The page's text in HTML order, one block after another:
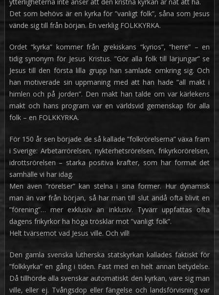
Det som behövs är en kyrka för ”vanligt folk”, såna som Jesus
vände sig till från början. En verklig FOLKKYRKA.
Ordet “kyrka” kommer från grekiskans “kyrios”, “herre” – en
tidig synonym för Jesus Kristus. ”Gör alla folk till lärjungar” se
Jesus till den första lilla grupp han samlade omkring sig. Och
han motiverade sin uppmaning med att han hade ”all makt i
himlen och på jorden”. Den makt han talde om var kärlekens
makt och hans program var en världsvid gemenskap för alla
folk – en FOLKKYRKA.
För 150 år sen började de så kallade ”folkrörelserna” växa fram
i Sverige: Arbetarrörelsen, nykterhetsrörelsen, frikyrkorörelsen,
idrottsrörelsen – starka positiva krafter, som har format det
samhälle vi har idag.
Men även ”rörelser” kan stelna i sina former. Hur dynamisk
man än var från början, så har man till slut ändå ofta blivit en
”förening”… mer exklusiv än inklusiv. Tyvärr uppfattas ofta
dagens frikyrkor ha höga trösklar mot ”vanligt folk”.
Helt tvärsemot vad Jesus ville. Och vill!
Den gamla svenska lutherska statskyrkan kallades faktiskt för
”folkkyrka” en gång i tiden. Fast med en helt annan betydelse.
Då tillhörde alla svenskar automatiskt den kyrkan, vare sig man
ville, eller ej. Tvångsdop eller fängelse och landsförvisning var